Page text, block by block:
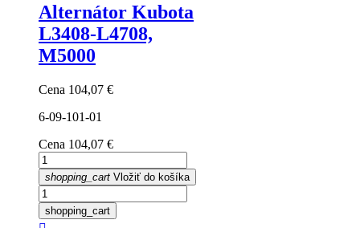
Alternátor Kubota
L3408-L4708,
M5000
Cena 104,07 €
6-09-101-01
Cena 104,07 €
shopping_cart Vložiť do košíka
shopping_cart